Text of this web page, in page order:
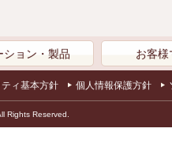
ション・製品 お客様
ィ基本方針 個人情報保護方針
Rights Reserved.